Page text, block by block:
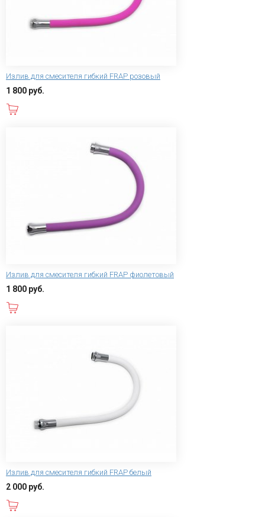
Излив для смесителя гибкий FRAP розовый
1 800 руб.
Излив для смесителя гибкий FRAP фиолетовый
1 800 руб.
Излив для смесителя гибкий FRAP белый
2 000 руб.